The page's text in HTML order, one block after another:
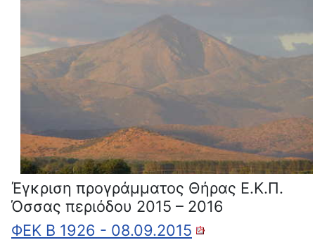
Έγκριση προγράμματος Θήρας Ε.Κ.Π.
Όσσας περιόδου 2015 – 2016
ΦΕΚ Β 1926 - 08.09.2015